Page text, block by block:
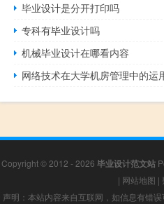
毕业设计是分开打印吗
专科有毕业设计吗
机械毕业设计在哪看内容
Copyright © 2012 - 2026 毕业设计范文站
| 网站地图 |
声明：本站内容来自互联网，如信息有错